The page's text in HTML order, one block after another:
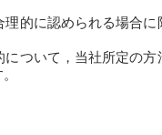
的に認められる場合
ついて，当社所定の方